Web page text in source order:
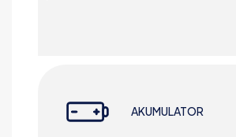
AKUMULATOR